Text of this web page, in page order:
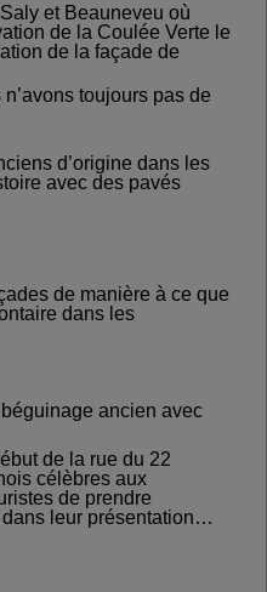
et Beauneveu où
de la Coulée Verte le
de la façade de
toujours pas de
d’origine dans les
avec des pavés
de manière à ce que
dans les
ancien avec
de la rue du 22
célèbres aux
de prendre
dans leur présentation…